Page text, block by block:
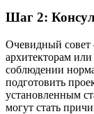
Шаг 2:
Очевидный совет
архитекторам
соблюдении
подготовить
установленным
могут стать